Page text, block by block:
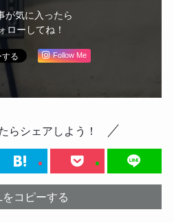
が気に入ったら
ローしてね！
Follow Me
らシェアしよう！
をコピーする